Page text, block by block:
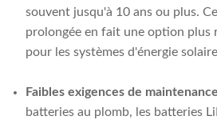
souvent jusqu'à 10 ans ou plus.
prolongée en fait une option plus
pour les systèmes d'énergie
Faibles exigences de
batteries au plomb, les batteries